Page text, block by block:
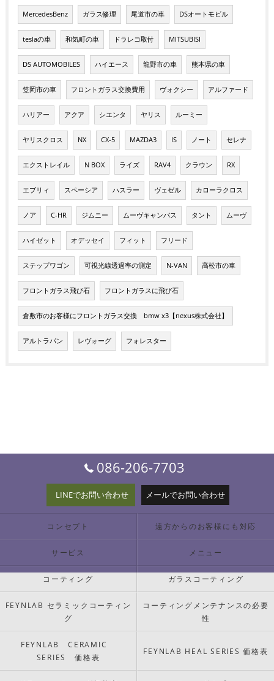
MercedesBenz ガラス修理 尾道市の車 DSオートモビル
teslaの車 和気町の車 ドラレコ取付 MITSUBISI
DS AUTOMOBILES ハイエース 龍野市の車 熊本県の車
笠岡市の車 フロントガラス交換費用 ヴォクシー アルファード
ハリアー アクア シエンタ ヤリス ルーミー
ヤリスクロス NX CX-5 MAZDA3 IS ノート セレナ
エクストレイル N BOX ライズ RAV4 クラウン RX
エブリィ スペーシア ハスラー ヴェゼル カローラクロス
ノア C-HR ジムニー ムーヴキャンバス タント ムーヴ
ハイゼット オデッセイ フィット フリード
ステップワゴン 可視光線透過率の測定 N-VAN 高松市の車
フロントガラス飛び石 フロントガラスに飛び石
倉敷市のお客様にフロントガラス交換 bmw x3【nexus株式会社】
アルトラパン レヴォーグ フォレスター
086-206-7703
LINEでお問い合わせ メールでお問い合わせ
コンセプト 遠方からのお客様にも対応
サービス メニュー
コーティング ガラスコーティング
FEYNLAB セラミックコーティン
グ
コーティングメンテナンスの必要
性
FEYNLAB CERAMIC
SERIES 価格表
FEYNLAB HEAL SERIES 価格表